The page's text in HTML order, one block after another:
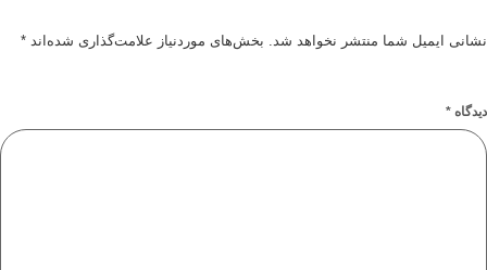
شما منتشر نخواهد شد. بخش‌های موردنیاز علامت‌گذاری شده‌اند*